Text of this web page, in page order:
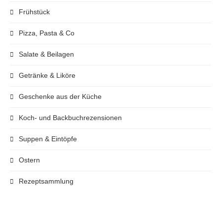
Frühstück
Pizza, Pasta & Co
Salate & Beilagen
Getränke & Liköre
Geschenke aus der Küche
Koch- und Backbuchrezensionen
Suppen & Eintöpfe
Ostern
Rezeptsammlung